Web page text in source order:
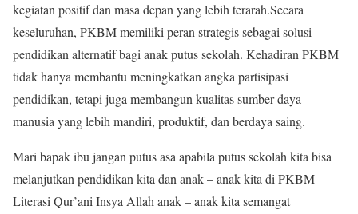
kegiatan positif dan masa depan yang lebih terarah.Secara
keseluruhan, PKBM memiliki peran strategis sebagai solusi
pendidikan alternatif bagi anak putus sekolah. Kehadiran PKBM
tidak hanya membantu meningkatkan angka partisipasi
pendidikan, tetapi juga membangun kualitas sumber daya
manusia yang lebih mandiri, produktif, dan berdaya saing.
Mari bapak ibu jangan putus asa apabila putus sekolah kita bisa
melanjutkan pendidikan kita dan anak – anak kita di PKBM
Literasi Qur’ani Insya Allah anak – anak kita semangat